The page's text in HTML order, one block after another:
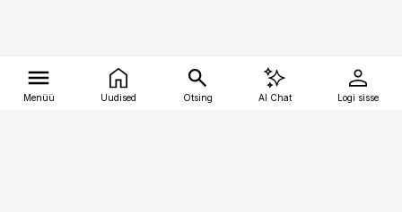
Menüü Uudised Otsing AI Chat Logi sisse